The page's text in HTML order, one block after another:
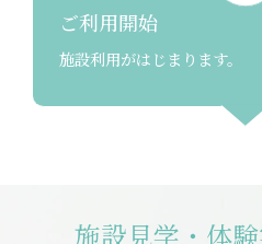
ご利用開始
施設利用がはじまります。
施設見学・体